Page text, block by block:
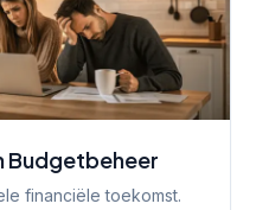
Budgetbeheer
financiële toekomst.